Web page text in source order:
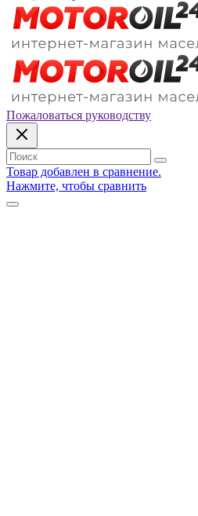
Пожаловаться руководству
Товар добавлен в сравнение.
Нажмите, чтобы сравнить